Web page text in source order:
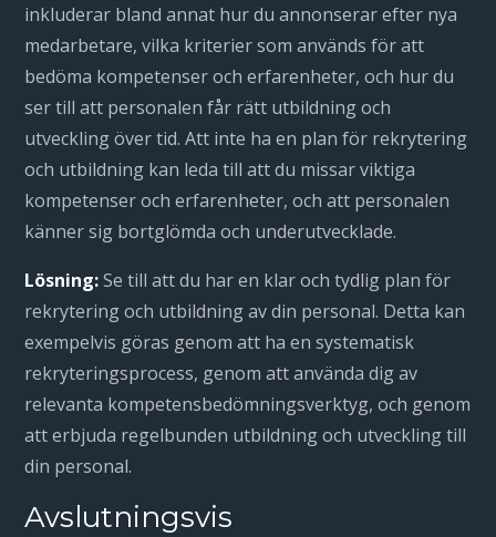
inkluderar bland annat hur du annonserar efter nya
medarbetare, vilka kriterier som används för att
bedöma kompetenser och erfarenheter, och hur du
ser till att personalen får rätt utbildning och
utveckling över tid. Att inte ha en plan för rekrytering
och utbildning kan leda till att du missar viktiga
kompetenser och erfarenheter, och att personalen
känner sig bortglömda och underutvecklade.
Lösning:Se till att du har en klar och tydlig plan för
rekrytering och utbildning av din personal. Detta kan
exempelvis göras genom att ha en systematisk
rekryteringsprocess, genom att använda dig av
relevanta kompetensbedömningsverktyg, och genom
att erbjuda regelbunden utbildning och utveckling till
din personal.
Avslutningsvis